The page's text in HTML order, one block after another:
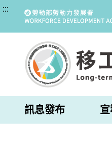
:::
訊息發布